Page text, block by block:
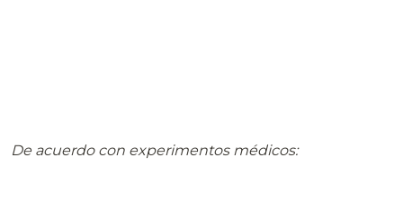
De acuerdo con experimentos médicos: